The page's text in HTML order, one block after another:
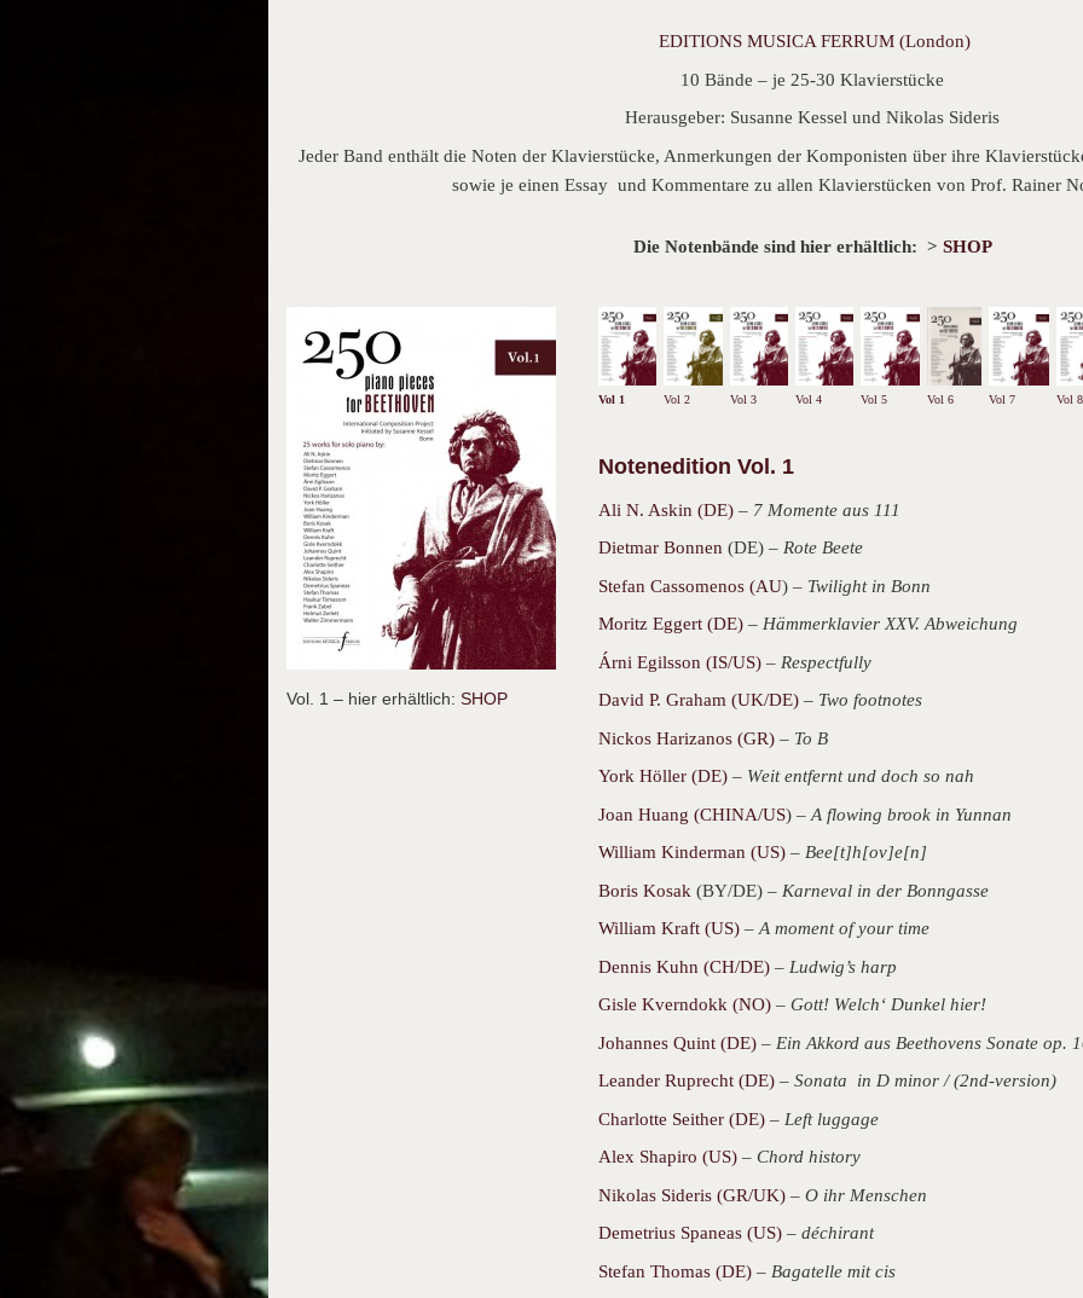
EDITIONS MUSICA FERRUM (London)
10 Bände – je 25-30 Klavierstücke
Herausgeber: Susanne Kessel und Nikolas Sideris
Jeder Band enthält die Noten der Klavierstücke, Anmerkungen der Komponisten über ihre
sowie je einen Essay und Kommentare zu allen Klavierstücken von Prof. Rainer
Die Notenbände sind hier erhältlich: > SHOP
Vol. 1 – hier erhältlich: SHOP
Vol 1 Vol 2 Vol 3 Vol 4 Vol 5 Vol 6 Vol 7 Vol 8
Notenedition Vol. 1
Ali N. Askin (DE) – 7 Momente aus 111
Dietmar Bonnen (DE) – Rote Beete
Stefan Cassomenos (AU) – Twilight in Bonn
Moritz Eggert (DE) – Hämmerklavier XXV. Abweichung
Árni Egilsson (IS/US) – Respectfully
David P. Graham (UK/DE) – Two footnotes
Nickos Harizanos (GR) – To B
York Höller (DE) – Weit entfernt und doch so nah
Joan Huang (CHINA/US) – A flowing brook in Yunnan
William Kinderman (US) – Bee[t]h[ov]e[n]
Boris Kosak (BY/DE) – Karneval in der Bonngasse
William Kraft (US) – A moment of your time
Dennis Kuhn (CH/DE) – Ludwig’s harp
Gisle Kverndokk (NO) – Gott! Welch‘ Dunkel hier!
Johannes Quint (DE) – Ein Akkord aus Beethovens Sonate op.
Leander Ruprecht (DE) – Sonata in D minor / (2nd-version)
Charlotte Seither (DE) – Left luggage
Alex Shapiro (US) – Chord history
Nikolas Sideris (GR/UK) – O ihr Menschen
Demetrius Spaneas (US) – déchirant
Stefan Thomas (DE) – Bagatelle mit cis